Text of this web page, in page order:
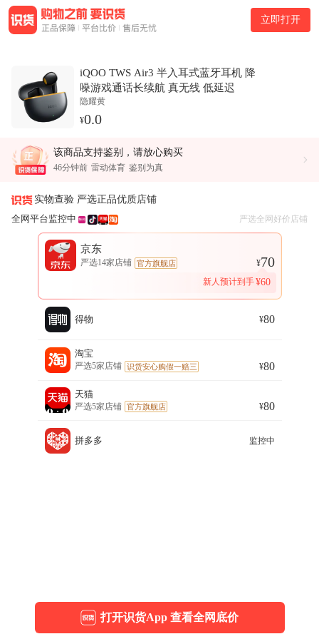
商品介绍
iQOO TWS Air3 半入耳式蓝牙耳机 降噪游戏通话长续航 真无线
功能与使用特性
在功能配置方面，充电仓尺寸为56.8*48.3*24.4mm，产品重量为
7.2克，是否支持IoT智能生态为是，插头类型为Type-C，适用设
备为台式电脑、笔记本电脑、平板、安卓手机、苹果手机，功能
版本为蓝牙6.0，连接类型为双模，续航时间为36（含）-48小时
（不含），发声单元为高分子振膜，金标认证【耳机】为无金标
防尘性能为IPX54，防水等级为IP54，耳机类别为真无线耳机、
蓝牙耳机、游戏耳机、运动耳机，上市时间为2025-05-20。
渠道信息
本页面汇总天猫、京东、拼多多、得物等多平台的购买链接与价
格信息，帮助用户快速找到可信赖的购买渠道。
当前商品在京东渠道有最低价，售价为70.00元。其他渠道：得
物渠道售价80.00元，淘宝渠道售价80.00元，天猫渠道售价80.00
买渠道。
立即打开
iQOO TWS Air3 半入耳式蓝牙耳机 降
噪游戏通话长续航 真无线 低延迟
隐耀黄
¥0.0
该商品支持鉴别，请放心购买
46分钟前 Matsuzakiya海外旗舰店 鉴别为真
46分钟前 雷动体育 鉴别为真
1小时前
蒙伯运动Outlets 鉴别为真
1小时前 晋级户外运动专营店
小蜜蜂美妆集合店
1小时前
1小时前 奕翔韩代 原翔哥出品
1小时前 shengde体育 鉴别为真
1小时前 幕幽香 鉴别为真
1小时前
心娱体育Sneaker
实物查验 严选正品优质店铺
全网平台监控中
严选全网好价店铺
京东
严选14家店铺 官方旗舰店 ¥70
新人预计到手¥60
得物 ¥80
淘宝
严选5家店铺 识货安心购假一赔三 ¥80
天猫
严选5家店铺 官方旗舰店 ¥80
拼多多 监控中
打开识货App 查看全网底价